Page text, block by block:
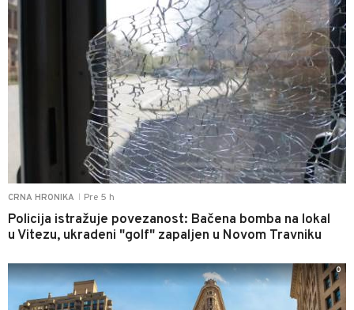
CRNA HRONIKA Pre 5 h
Policija istražuje povezanost: Bačena bomba na lokal
u Vitezu, ukradeni "golf" zapaljen u Novom Travniku
0